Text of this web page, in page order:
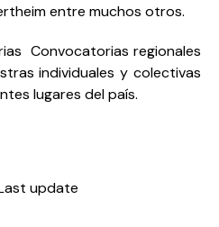
entre muchos otros.
Convocatorias regionales
individuales y colectivas
lugares del país.
update